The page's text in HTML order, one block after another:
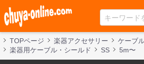
TOPページ 楽器アクセサリー
ケーブ
楽器用ケーブル・シールド
SS 5m〜